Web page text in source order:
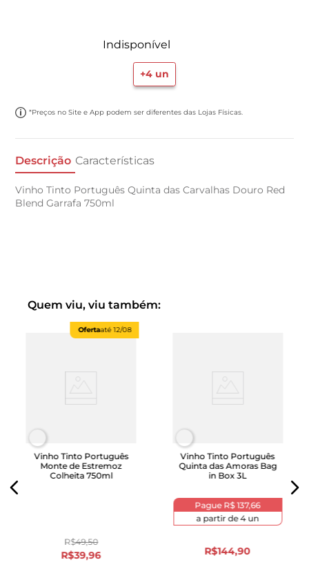
Indisponível
+4 un
*Preços no Site e App podem ser diferentes das Lojas Físicas.
Descrição Características
Vinho Tinto Português Quinta das Carvalhas Douro Red
Blend Garrafa 750ml
Quem viu, viu também:
Ofertaaté12/08
Vinho Tinto Português
Monte de Estremoz
Colheita 750ml
R$49,50
R$39,96
Vinho Tinto Português
Quinta das Amoras Bag
in Box 3L
Pague R$ 137,66
a partir de4un
R$144,90